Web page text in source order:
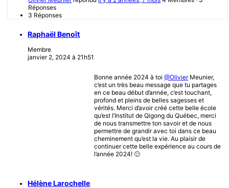
Réponses
3 Réponses
Raphaël Benoît
Membre
janvier 2, 2024 à 21h51
Bonne année 2024 à toi@OlivierMeunier,
c’est un très beau message que tu partages
en ce beau début d’année, c’est touchant,
profond et pleins de belles sagesses et
vérités. Merci d’avoir créé cette belle école
qu’est l’Institut de Qigong du Québec, merci
de nous transmettre ton savoir et de nous
permettre de grandir avec toi dans ce beau
cheminement qu’est la vie. Au plaisir de
continuer cette belle expérience au cours de
l’année 2024! 🙂
Hélène Larochelle